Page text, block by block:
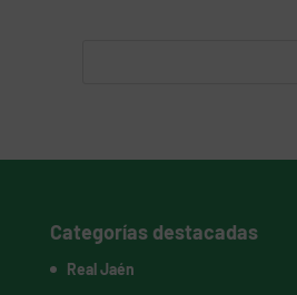
Categorías destacadas
Real Jaén